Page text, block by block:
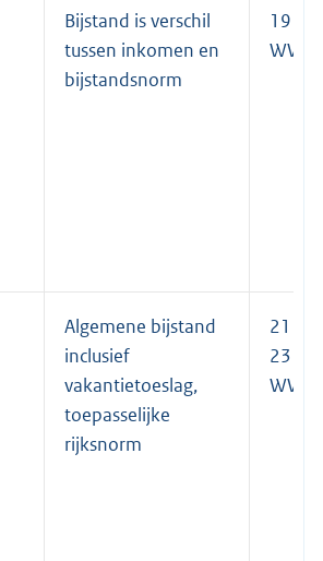
Bijstand is verschil
tussen inkomen en
bijstandsnorm
19 lid
WWB
Algemene bijstand
inclusief
vakantietoeslag,
toepasselijke
rijksnorm
21 t/
23
WWB